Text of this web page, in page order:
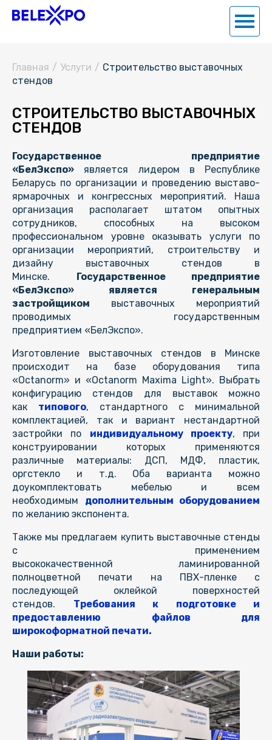
Главная / Услуги / Строительство выставочных
стендов
СТРОИТЕЛЬСТВО ВЫСТАВОЧНЫХ
СТЕНДОВ
Государственное предприятие
«БелЭкспо» является лидером в Республике
Беларусь по организации и проведению выставо-
ярмарочных и конгрессных мероприятий. Наша
организация располагает штатом опытных
сотрудников, способных на высоком
профессиональном уровне оказывать услуги по
организации мероприятий, строительству и
дизайну выставочных стендов в
Минске. Государственное предприятие
«БелЭкспо» является генеральным
застройщиком выставочных мероприятий
проводимых государственным
предприятием «БелЭкспо».
Изготовление выставочных стендов в Минске
происходит на базе оборудования типа
«Octanorm» и «Octanorm Maxima Light». Выбрать
конфигурацию стендов для выставок можно
как типового, стандартного с минимальной
комплектацией, так и вариант нестандартной
застройки по индивидуальному проекту, при
конструировании которых применяются
различные материалы: ДСП, МДФ, пластик,
оргстекло и т.д. Оба варианта можно
доукомплектовать мебелью и всем
необходимым дополнительным оборудованием
по желанию экспонента.
Также мы предлагаем купить выставочные стенды
с применением
высококачественной ламинированной
полноцветной печати на ПВХ-пленке с
последующей оклейкой поверхностей
стендов. Требования к подготовке и
предоставлению файлов для
широкоформатной печати.
Наши работы: